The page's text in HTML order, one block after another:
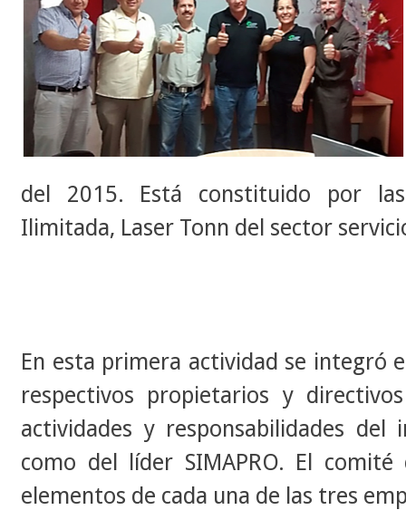
del 2015. Está constituido por las
Ilimitada, Laser Tonn del sector
En esta primera actividad se integró
respectivos propietarios y
actividades y responsabilidades
como del líder SIMAPRO. El
elementos de cada una de las tres